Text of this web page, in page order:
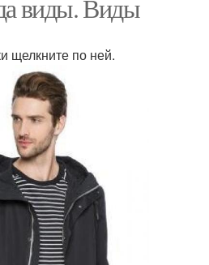
виды. Виды
щелкните по ней.